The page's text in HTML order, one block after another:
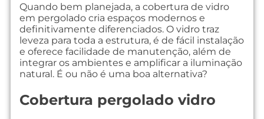
Quando bem planejada, a cobertura de vidro
em pergolado cria espaços modernos e
definitivamente diferenciados. O vidro traz
leveza para toda a estrutura, é de fácil instalação
e oferece facilidade de manutenção, além de
integrar os ambientes e amplificar a iluminação
natural. É ou não é uma boa alternativa?
Cobertura pergolado vidro